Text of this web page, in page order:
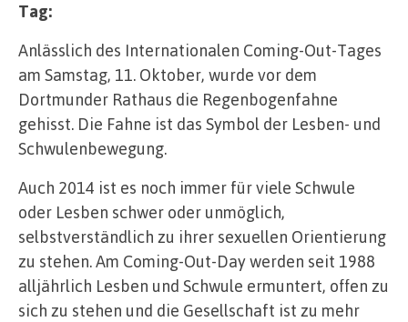
Tag:
Anlässlich des Internationalen Coming-Out-Tages
am Samstag, 11. Oktober, wurde vor dem
Dortmunder Rathaus die Regenbogenfahne
gehisst. Die Fahne ist das Symbol der Lesben- und
Schwulenbewegung.
Auch 2014 ist es noch immer für viele Schwule
oder Lesben schwer oder unmöglich,
selbstverständlich zu ihrer sexuellen Orientierung
zu stehen. Am Coming-Out-Day werden seit 1988
alljährlich Lesben und Schwule ermuntert, offen zu
sich zu stehen und die Gesellschaft ist zu mehr